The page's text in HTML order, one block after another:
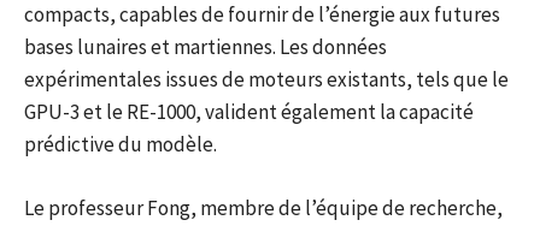
compacts, capables de fournir de l’énergie aux futures
bases lunaires et martiennes. Les données
expérimentales issues de moteurs existants, tels que le
GPU-3 et le RE-1000, valident également la capacité
prédictive du modèle.
Le professeur Fong, membre de l’équipe de recherche,